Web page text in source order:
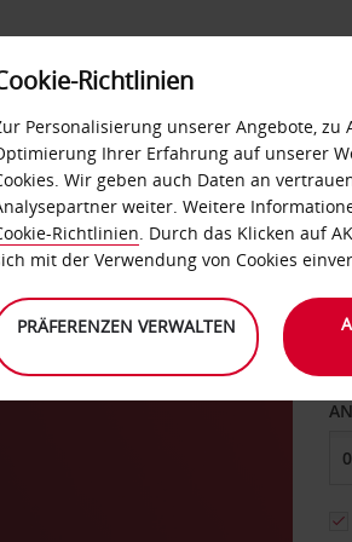
LOYALTY SELF-SERVICES
Richtlinien
Personalisierung unserer Angebote, zu
Ihrer Erfahrung auf unserer
Wir geben auch Daten an
weiter. Weitere
Richtlinien. Durch das Klicken auf
mit der Verwendung von Cookies
PRÄFERENZEN VERWALTEN